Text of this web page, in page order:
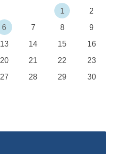
1
2
6 7 8
9
13 14 15
16
20 21 22
23
27 28 29
30